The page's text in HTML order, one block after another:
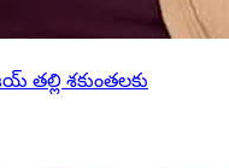
తల్లి శకుంతలకు